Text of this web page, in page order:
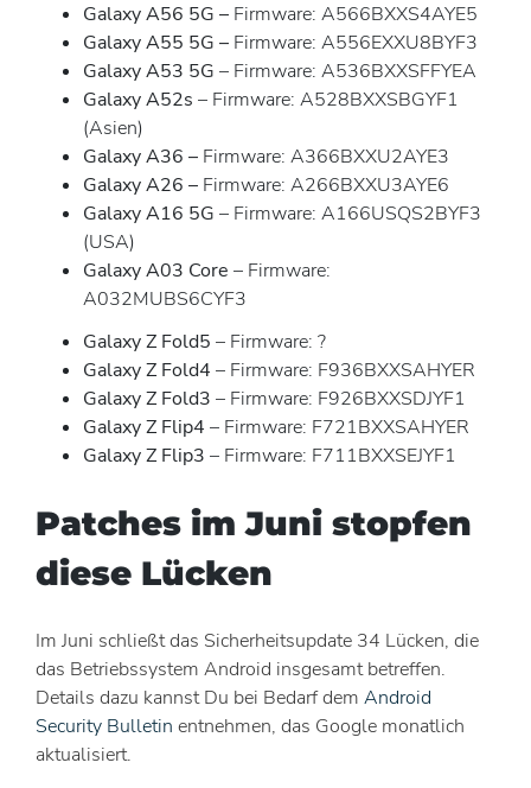
Galaxy A56 5G – Firmware: A566BXXS4AYE5
Galaxy A55 5G – Firmware: A556EXXU8BYF3
Galaxy A53 5G – Firmware: A536BXXSFFYEA
Galaxy A52s – Firmware: A528BXXSBGYF1
(Asien)
Galaxy A36 – Firmware: A366BXXU2AYE3
Galaxy A26 – Firmware: A266BXXU3AYE6
Galaxy A16 5G – Firmware: A166USQS2BYF3
(USA)
Galaxy A03 Core – Firmware:
A032MUBS6CYF3
Galaxy Z Fold5 – Firmware: ?
Galaxy Z Fold4 – Firmware: F936BXXSAHYER
Galaxy Z Fold3 – Firmware: F926BXXSDJYF1
Galaxy Z Flip4 – Firmware: F721BXXSAHYER
Galaxy Z Flip3 – Firmware: F711BXXSEJYF1
Patches im Juni stopfen
diese Lücken
Im Juni schließt das Sicherheitsupdate 34 Lücken, die
das Betriebssystem Android insgesamt betreffen.
Details dazu kannst Du bei Bedarf dem Android
Security Bulletin entnehmen, das Google monatlich
aktualisiert.